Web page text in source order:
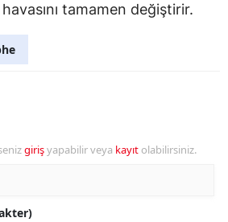
tamamen değiştirir.
girişyapabilir veya kayıt olabilirsiniz.